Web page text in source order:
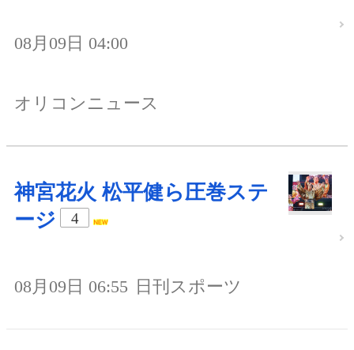
08月09日 04:00
オリコンニュース
神宮花火 松平健ら圧巻ステ
ージ
4
08月09日 06:55 日刊スポーツ